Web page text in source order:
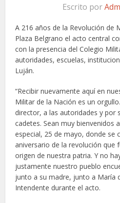
Escrito por
A 216 años de la Revolución de
Plaza Belgrano el acto central
con la presencia del Colegio
autoridades, escuelas,
Luján.
“Recibir nuevamente aquí en
Militar de la Nación es un
director, a las autoridades y por
cadetes. Sean muy bienvenidos
especial, 25 de mayo, donde se
aniversario de la revolución que
origen de nuestra patria. Y no
justamente nuestro pueblo
junto a su madre, junto a María
Intendente durante el acto.